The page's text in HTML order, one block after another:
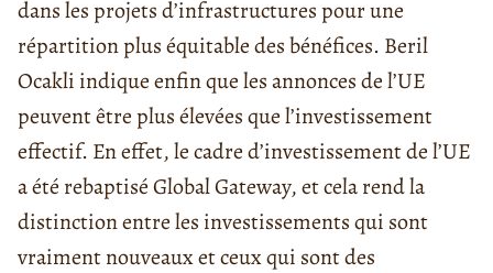
dans les projets d’infrastructures pour une
répartition plus équitable des bénéfices. Beril
Ocakli indique enfin que les annonces de l’UE
peuvent être plus élevées que l’investissement
effectif. En effet, le cadre d’investissement de l’UE
a été rebaptisé Global Gateway, et cela rend la
distinction entre les investissements qui sont
vraiment nouveaux et ceux qui sont des